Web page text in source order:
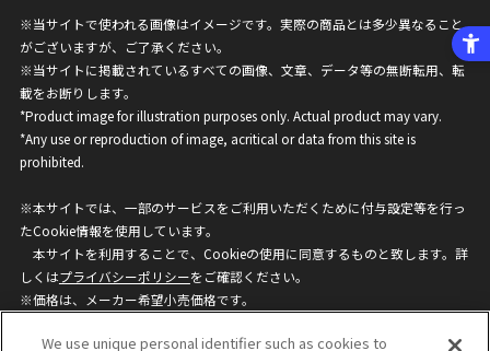
※当サイトで使われる画像はイメージです。実際の商品とは多少異なること
がございますが、ご了承ください。
※当サイトに掲載されているすべての画像、文章、データ等の無断転用、転
載をお断りします。
*Product image for illustration purposes only. Actual product may vary.
*Any use or reproduction of image, acritical or data from this site is
prohibited.
※本サイトでは、一部のサービスをご利用いただくために付与設定等を行っ
たCookie情報を使用しています。
本サイトを利用することで、Cookieの使用に同意するものと致します。詳
しくはプライバシーポリシーをご確認ください。
※価格は、メーカー希望小売価格です。
ざいますのでご了承ください。
We use unique personal identifier such as cookies to